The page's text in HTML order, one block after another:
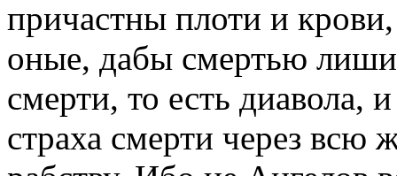
причастны плоти и
оные, дабы смертью
смерти, то есть диавола,
страха смерти через